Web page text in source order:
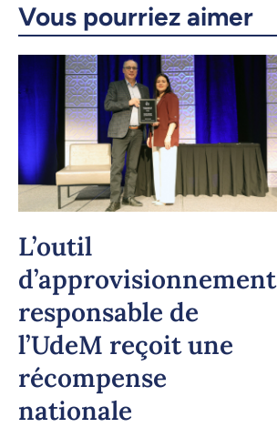
Vous pourriez aimer
L’outil
d’approvisionnement
responsable de
l’UdeM reçoit une
récompense
nationale